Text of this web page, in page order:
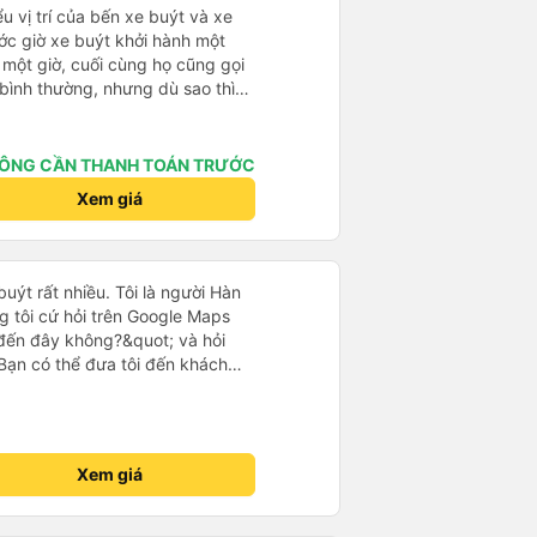
xe trong tương lai!
vị trí của bến xe buýt và xe
giờ xe buýt khởi hành một
giờ, cuối cùng họ cũng gọi
thường, nhưng dù sao thì
tôi rất thoải mái. Sẽ tuyệt
rất nhiều.CẦN THANH TOÁN TRƯỚC
Xem giá
rất nhiều. Tôi là người Hàn
tôi cứ hỏi trên Google Maps
đây không?&quot; và hỏi
có thể đưa tôi đến khách
Nhưng tài xế đã quan tâm.
sạn bằng xe limousine vào
tôi nghĩ tài xế đã giúp tôi. Nếu
Xem giá